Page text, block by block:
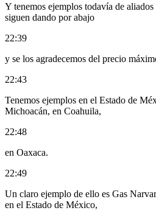
Y tenemos ejemplos todavía de
siguen dando por abajo
22:39
y se los agradecemos del precio
22:43
Tenemos ejemplos en el Estado de
Michoacán, en Coahuila,
22:48
en Oaxaca.
22:49
Un claro ejemplo de ello es Gas
en el Estado de México,